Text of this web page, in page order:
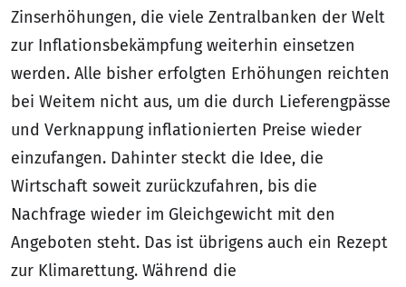
Zinserhöhungen, die viele Zentralbanken der Welt
zur Inflationsbekämpfung weiterhin einsetzen
werden. Alle bisher erfolgten Erhöhungen reichten
bei Weitem nicht aus, um die durch Lieferengpässe
und Verknappung inflationierten Preise wieder
einzufangen. Dahinter steckt die Idee, die
Wirtschaft soweit zurückzufahren, bis die
Nachfrage wieder im Gleichgewicht mit den
Angeboten steht. Das ist übrigens auch ein Rezept
zur Klimarettung. Während die